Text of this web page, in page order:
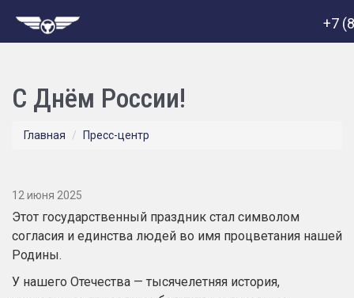
+7
С Днём России!
Главная Пресс-центр
12 июня 2025
Этот государственный праздник стал символом
согласия и единства людей во имя процветания нашей
Родины.
У нашего Отечества — тысячелетняя история,